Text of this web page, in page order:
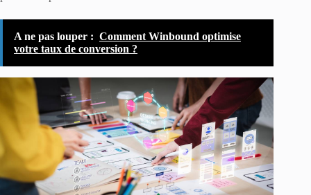
A ne pas louper : Comment Winbound optimise
votre taux de conversion ?